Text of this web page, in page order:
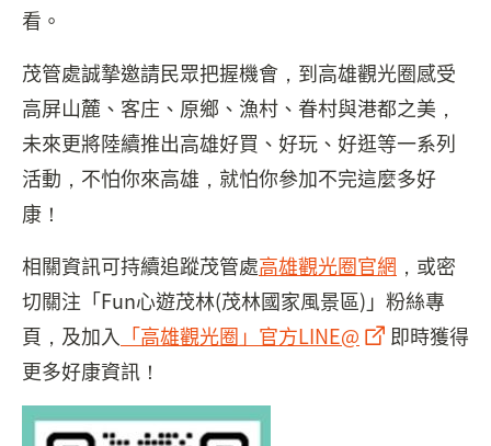
看。
茂管處誠摯邀請民眾把握機會，到高雄觀光圈感受
高屏山麓、客庄、原鄉、漁村、眷村與港都之美，
未來更將陸續推出高雄好買、好玩、好逛等一系列
活動，不怕你來高雄，就怕你參加不完這麼多好
康！
相關資訊可持續追蹤茂管處高雄觀光圈官網 ，或密
切關注「Fun心遊茂林(茂林國家風景區)」粉絲專
頁，及加入 「高雄觀光圈」官方LINE@
即時獲得
更多好康資訊！